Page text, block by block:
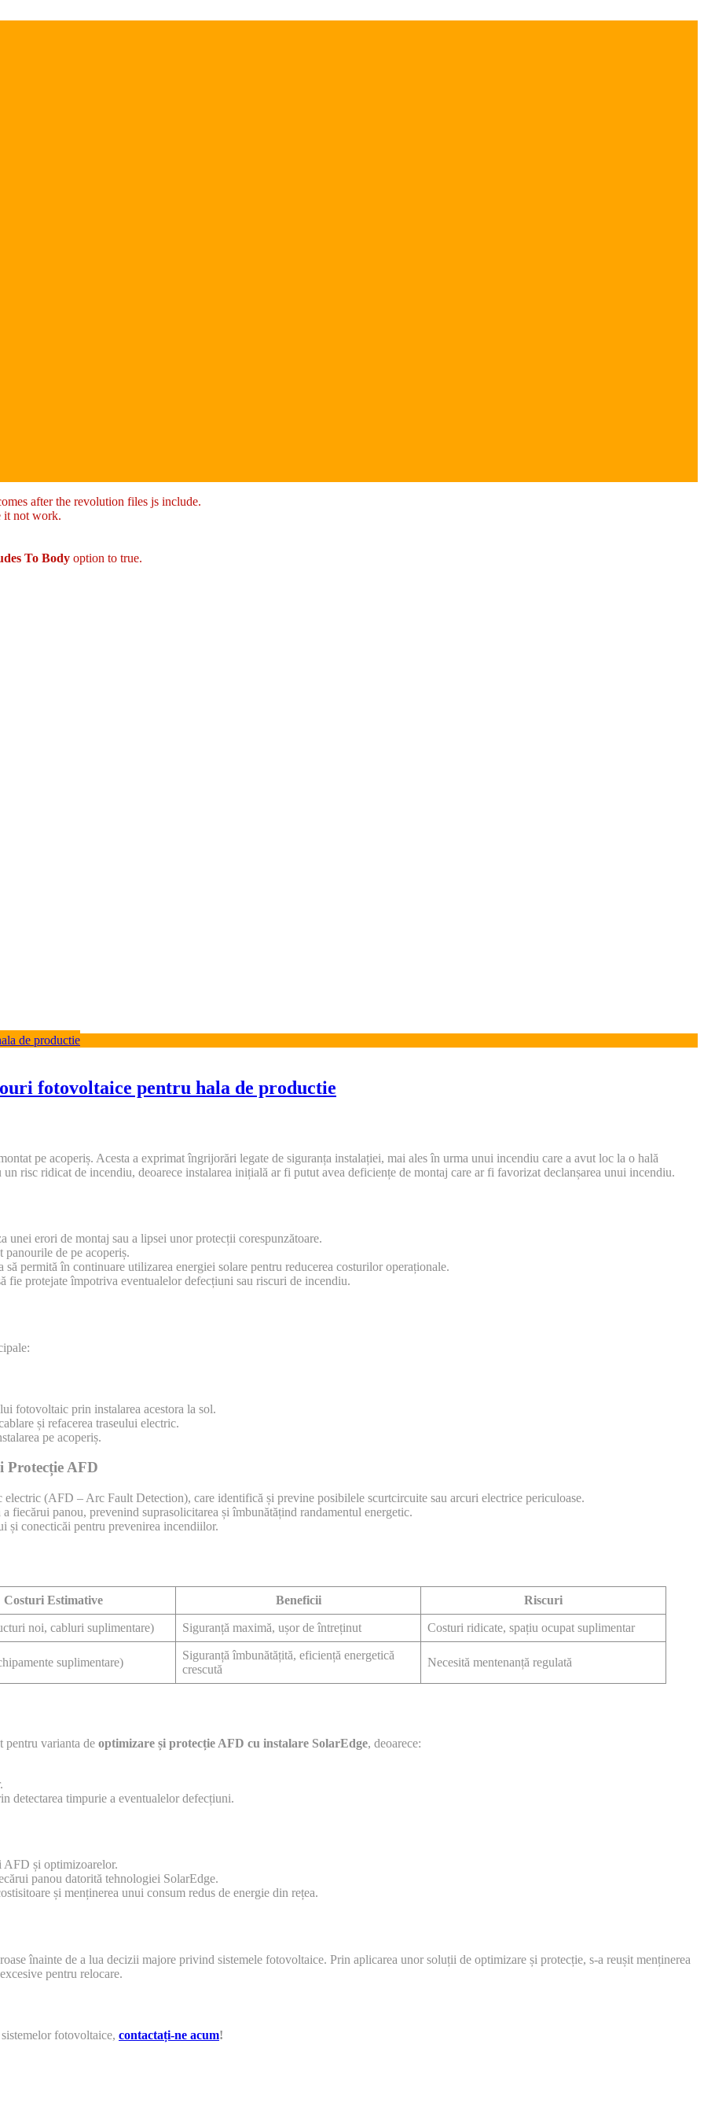
after the revolution files js include.
it not work.
To Body option to true.
fotovoltaice pentru hala de productie
pe acoperiș. Acesta a exprimat îngrijorări legate de siguranța instalației, mai ales în urma unui incendiu care a avut loc la o hală
risc ridicat de incendiu, deoarece instalarea inițială ar fi putut avea deficiențe de montaj care ar fi favorizat declanșarea unui incendiu.
unei erori de montaj sau a lipsei unor protecții corespunzătoare.
de pe acoperiș.
să permită în continuare utilizarea energiei solare pentru reducerea costurilor operaționale.
fie protejate împotriva eventualelor defecțiuni sau riscuri de incendiu.
fotovoltaic prin instalarea acestora la sol.
și refacerea traseului electric.
pe acoperiș.
Protecție AFD
(AFD – Arc Fault Detection), care identifică și previne posibilele scurtcircuite sau arcuri electrice periculoase.
fiecărui panou, prevenind suprasolicitarea și îmbunătățind randamentul energetic.
și conecticăi pentru prevenirea incendiilor.
Costuri Estimative Beneficii Riscuri
noi, cabluri suplimentare) Siguranță maximă, ușor de întreținut Costuri ridicate, spațiu ocupat suplimentar
suplimentare)
Siguranță îmbunătățită, eficiență energetică
crescută
Necesită mentenanță regulată
pentru varianta de optimizare și protecție AFD cu instalare SolarEdge, deoarece:
detectarea timpurie a eventualelor defecțiuni.
AFD și optimizoarelor.
panou datorită tehnologiei SolarEdge.
și menținerea unui consum redus de energie din rețea.
înainte de a lua decizii majore privind sistemele fotovoltaice. Prin aplicarea unor soluții de optimizare și protecție, s-a reușit menținerea
pentru relocare.
fotovoltaice, contactați-ne acum!